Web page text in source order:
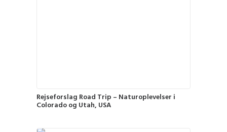
Rejseforslag Road Trip – Naturoplevelser i
Colorado og Utah, USA